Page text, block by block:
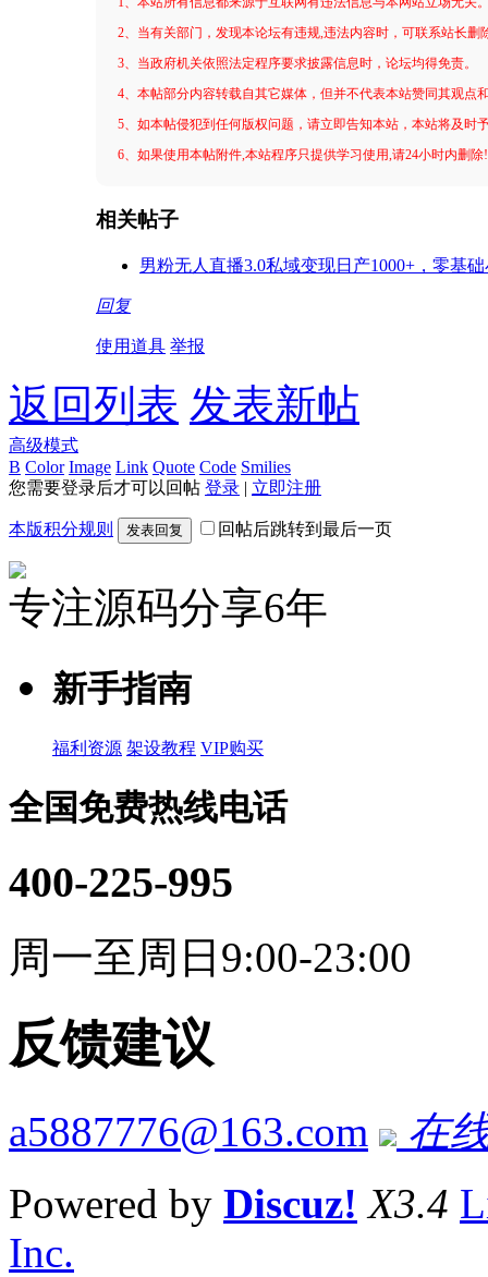
2、当有关部门，发现本论坛有违规,违法内容时，可联系站长删
3、当政府机关依照法定程序要求披露信息时，论坛均得免责。
4、本帖部分内容转载自其它媒体，但并不代表本站赞同其观点
5、如本帖侵犯到任何版权问题，请立即告知本站，本站将及时
6、如果使用本帖附件,本站程序只提供学习使用,请24小时内删
相关帖子
男粉无人直播3.0私域变现日产1000+，零基
回复
使用道具 举报
返回列表 发表新帖
高级模式
B Color Image Link Quote Code Smilies
您需要登录后才可以回帖 登录 | 立即注册
本版积分规则 发表回复 回帖后跳转到最后一页
专注源码分享6年
新手指南
福利资源 架设教程 VIP购买
全国免费热线电话
400-225-995
周一至周日9:00-23:00
反馈建议
a5887776@163.com
在
Powered by Discuz! X3.4
Inc.